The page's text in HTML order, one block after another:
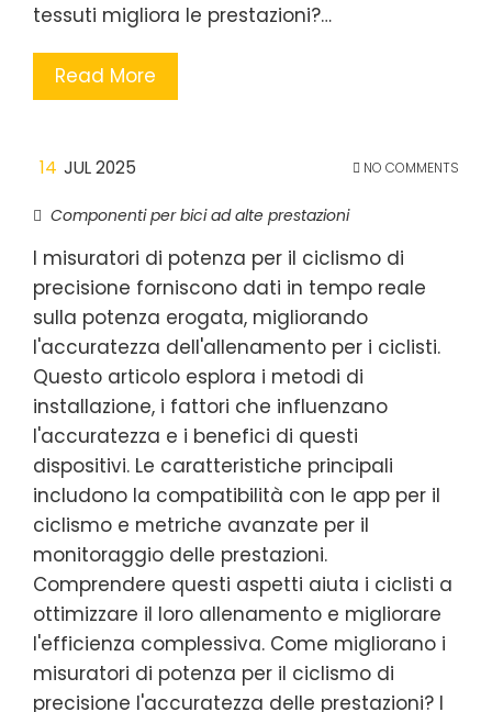
tessuti migliora le prestazioni?…
Read More
14 JUL 2025 NO COMMENTS
Componenti per bici ad alte prestazioni
I misuratori di potenza per il ciclismo di
precisione forniscono dati in tempo reale
sulla potenza erogata, migliorando
l'accuratezza dell'allenamento per i ciclisti.
Questo articolo esplora i metodi di
installazione, i fattori che influenzano
l'accuratezza e i benefici di questi
dispositivi. Le caratteristiche principali
includono la compatibilità con le app per il
ciclismo e metriche avanzate per il
monitoraggio delle prestazioni.
Comprendere questi aspetti aiuta i ciclisti a
ottimizzare il loro allenamento e migliorare
l'efficienza complessiva. Come migliorano i
misuratori di potenza per il ciclismo di
precisione l'accuratezza delle prestazioni? I